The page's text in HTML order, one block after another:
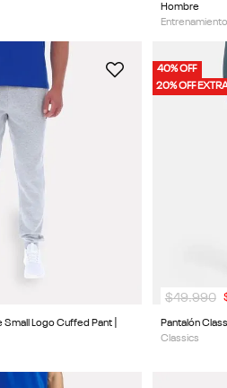
Hombre
Logo Cuffed Pant |
40% OFF
20% OFF
Pantalón
Classics
$49.990